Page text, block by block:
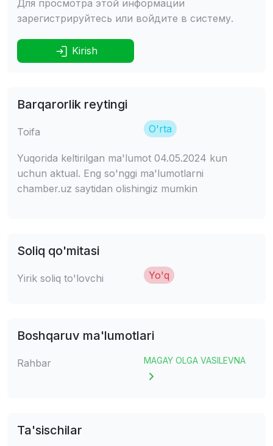
Для просмотра этой информации
зарегистрируйтесь или войдите в систему.
Kirish
Barqarorlik reytingi
Toifa O'rta
Yuqorida keltirilgan ma'lumot 04.05.2024 kun
uchun aktual. Eng so'nggi ma'lumotlarni
chamber.uz saytidan olishingiz mumkin
Soliq qo'mitasi
Yirik soliq to'lovchi Yo'q
Boshqaruv ma'lumotlari
Rahbar MAGAY OLGA VASILEVNA
Ta'sischilar